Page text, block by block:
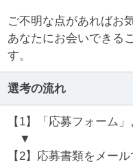
ご不明な点があればお
あなたにお会いできる
す。
選考の流れ
【1】「応募フォーム
▼
【2】応募書類をメー